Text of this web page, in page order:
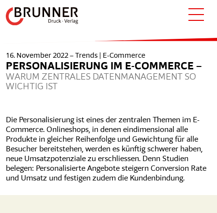
16. November 2022 – Trends | E-Commerce
PERSONALISIERUNG IM E-COMMERCE –
WARUM ZENTRALES DATENMANAGEMENT SO
WICHTIG IST
Die Personalisierung ist eines der zentralen Themen im E-
Commerce. Onlineshops, in denen eindimensional alle
Produkte in gleicher Reihenfolge und Gewichtung für alle
Besucher bereitstehen, werden es künftig schwerer haben,
neue Umsatzpotenziale zu erschliessen. Denn Studien
belegen: Personalisierte Angebote steigern Conversion Rate
und Umsatz und festigen zudem die Kundenbindung.